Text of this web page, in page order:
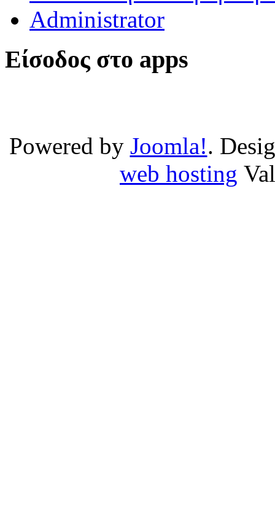
Administrator
Είσοδος στο apps
Powered by Joomla!.
web hosting